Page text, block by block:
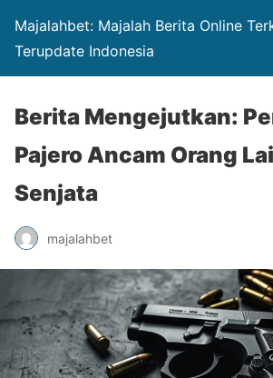
Majalahbet: Majalah Berita Online
Terupdate Indonesia
Berita Mengejutkan:
Pajero Ancam Orang
Senjata
majalahbet